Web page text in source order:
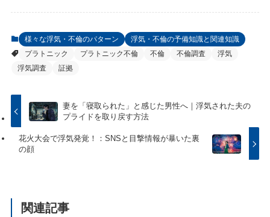
様々な浮気・不倫のパターン
浮気・不倫の予備知識と関連知識
プラトニック
プラトニック不倫 不倫 不倫調査
浮気
浮気調査
証拠
妻を「寝取られた」と感じた男性へ｜浮気された夫の
プライドを取り戻す方法
花火大会で浮気発覚！：SNSと目撃情報が暴いた裏
の顔
関連記事